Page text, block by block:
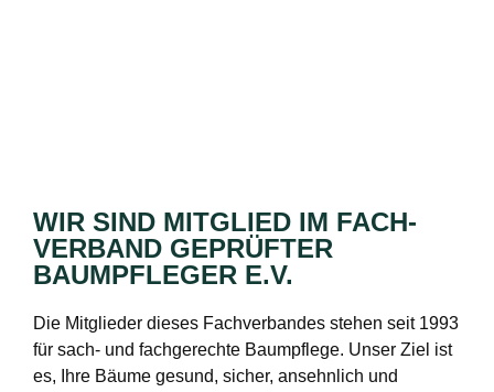
WIR SIND MITGLIED IM FACH­
VERBAND GEPRÜFTER
BAUMPFLEGER E.V.
Die Mitglieder dieses Fachverbandes stehen seit 1993
für sach- und fachgerechte Baumpflege. Unser Ziel ist
es, Ihre Bäume gesund, sicher, ansehnlich und